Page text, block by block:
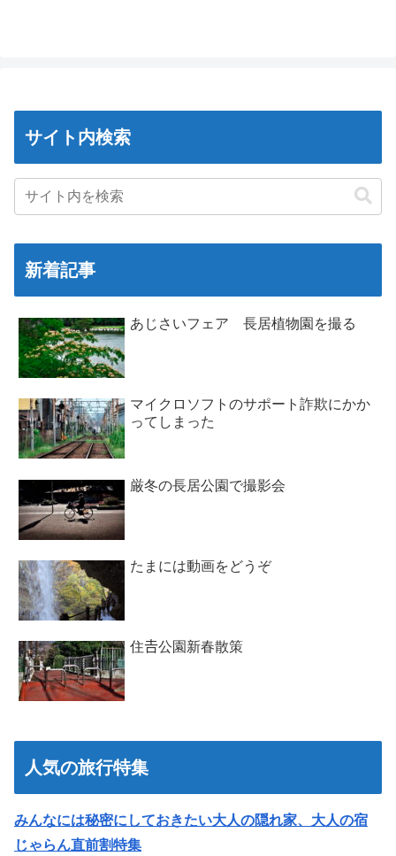
サイト内検索
新着記事
あじさいフェア 長居植物園を撮る
マイクロソフトのサポート詐欺にかか
ってしまった
厳冬の長居公園で撮影会
たまには動画をどうぞ
住𠮷公園新春散策
人気の旅行特集
みんなには秘密にしておきたい大人の隠れ家、大人の宿
じゃらん直前割特集